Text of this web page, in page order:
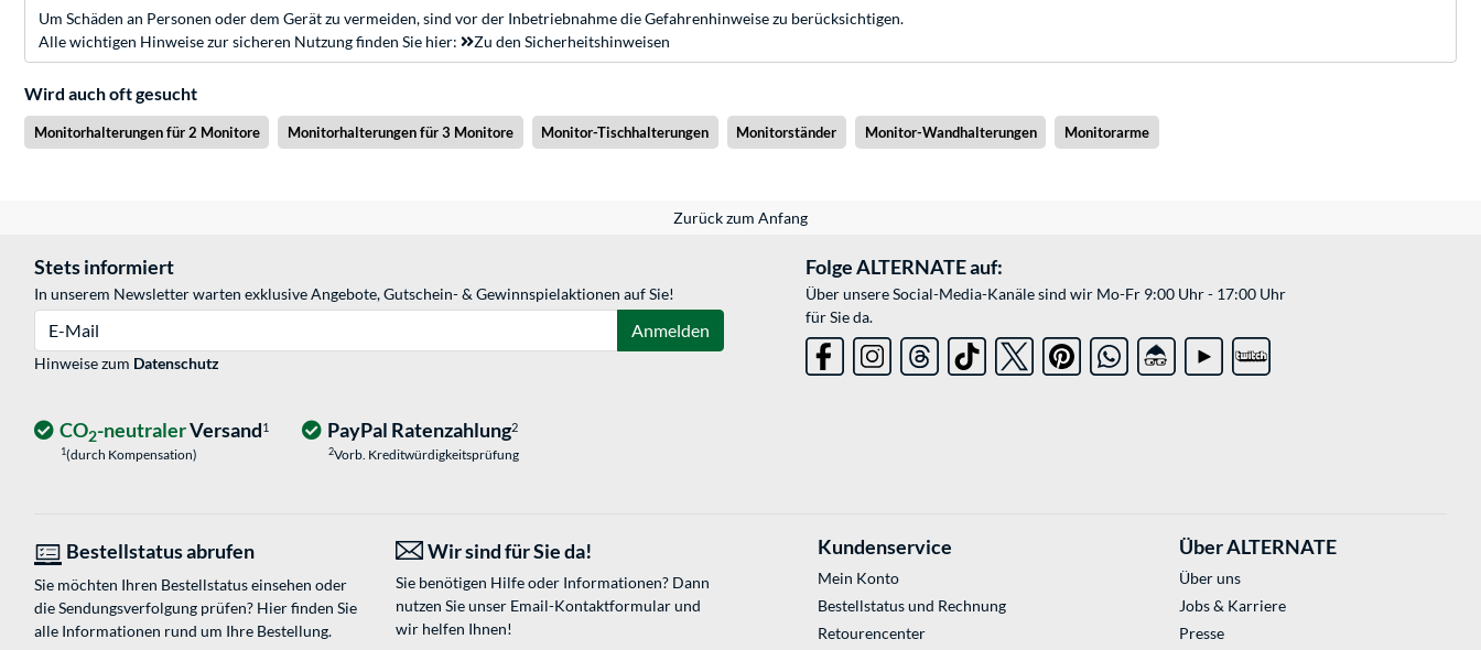
Um Schäden an Personen oder dem Gerät zu vermeiden, sind vor der Inbetriebnahme die Gefahrenhinweise zu berücksichtigen.
Alle wichtigen Hinweise zur sicheren Nutzung finden Sie hier:
Zu den Sicherheitshinweisen
Wird auch oft gesucht
Monitorhalterungen für 2 Monitore Monitorhalterungen für 3 Monitore Monitor-Tischhalterungen Monitorständer Monitor-Wandhalterungen Monitorarme
Zurück zum Anfang
Stets informiert
In unserem Newsletter warten exklusive Angebote, Gutschein- & Gewinnspielaktionen auf Sie!
Anmelden
Hinweise zum Datenschutz
Folge ALTERNATE auf:
Über unsere Social-Media-Kanäle sind wir Mo-Fr 9:00 Uhr - 17:00 Uhr
für Sie da.
CO2-neutralerVersand1
1(durch Kompensation)
PayPal Ratenzahlung2
2Vorb. Kreditwürdigkeitsprüfung
Bestellstatus abrufen
Sie möchten Ihren Bestellstatus einsehen oder
die Sendungsverfolgung prüfen? Hier finden Sie
alle Informationen rund um Ihre Bestellung.
Wir sind für Sie da!
Sie benötigen Hilfe oder Informationen? Dann
nutzen Sie unser Email-Kontaktformularund
wir helfen Ihnen!
Kundenservice
Mein Konto
Bestellstatus und Rechnung
Retourencenter
Über ALTERNATE
Über uns
Jobs & Karriere
Presse